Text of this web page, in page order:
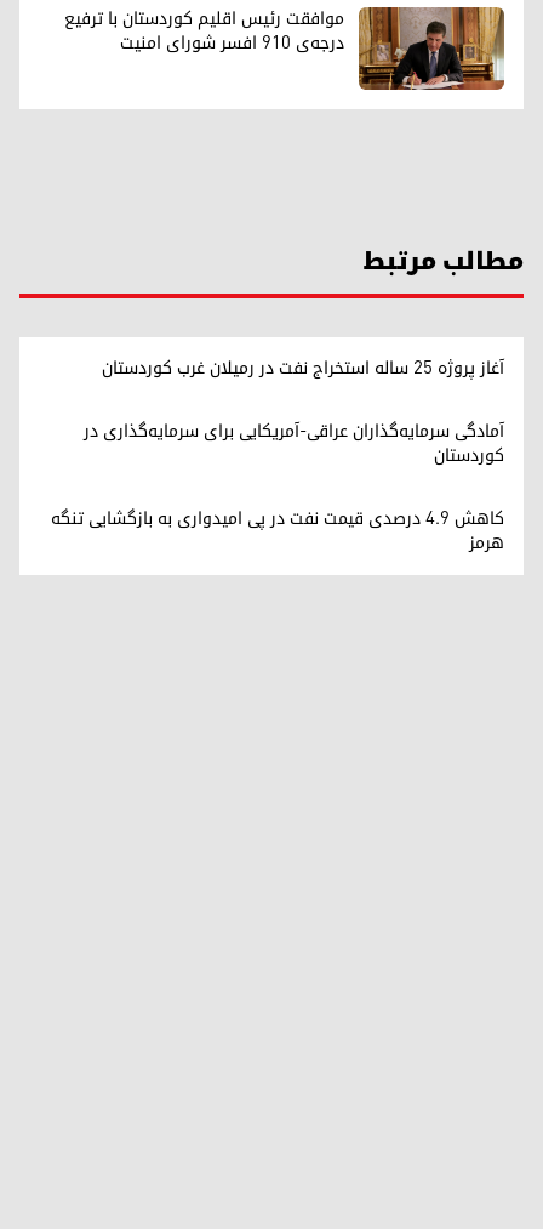
موافقت رئیس اقلیم کوردستان با ترفیع
درجه‌ی ۹۱۰ افسر شورای امنیت
مطالب مرتبط
آغاز پروژه ۲۵ ساله استخراج نفت در رميلان غرب کوردستان
آمادگی سرمایه‌گذاران عراقی-آمریکایی برای سرمایه‌گذاری در
کوردستان
کاهش ۴.۹ درصدی قیمت نفت در پی امیدواری به بازگشایی تنگه
هرمز